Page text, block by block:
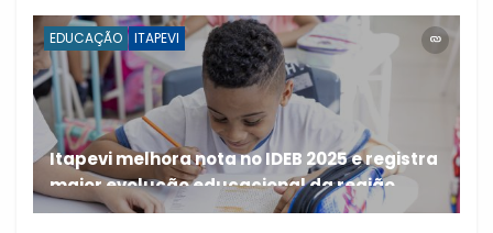
EDUCAÇÃO ITAPEVI
Itapevi melhora nota no IDEB 2025 e registra
maior evolução educacional da região
A rede municipal de ensino